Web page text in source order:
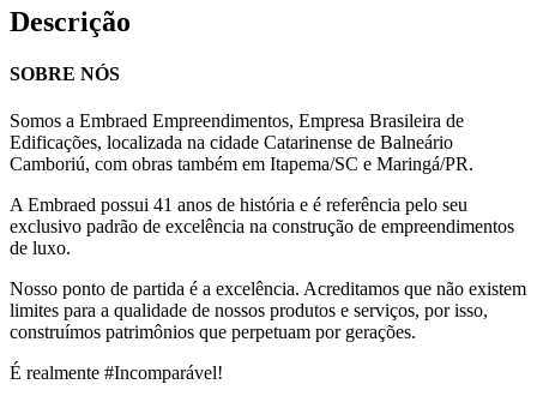
Descrição
SOBRE NÓS
Somos a Embraed Empreendimentos, Empresa Brasileira de
Edificações, localizada na cidade Catarinense de Balneário
Camboriú, com obras também em Itapema/SC e Maringá/PR.
A Embraed possui 41 anos de história e é referência pelo seu
exclusivo padrão de excelência na construção de empreendimentos
de luxo.
Nosso ponto de partida é a excelência. Acreditamos que não existem
limites para a qualidade de nossos produtos e serviços, por isso,
construímos patrimônios que perpetuam por gerações.
É realmente #Incomparável!